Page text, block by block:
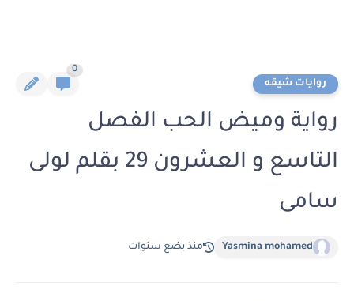
روايات شيقه
0
رواية وميض الحب الفصل
التاسع و العشرون 29 بقلم لولى
سامى
Yasmina mohamed منذ بضع سنوات